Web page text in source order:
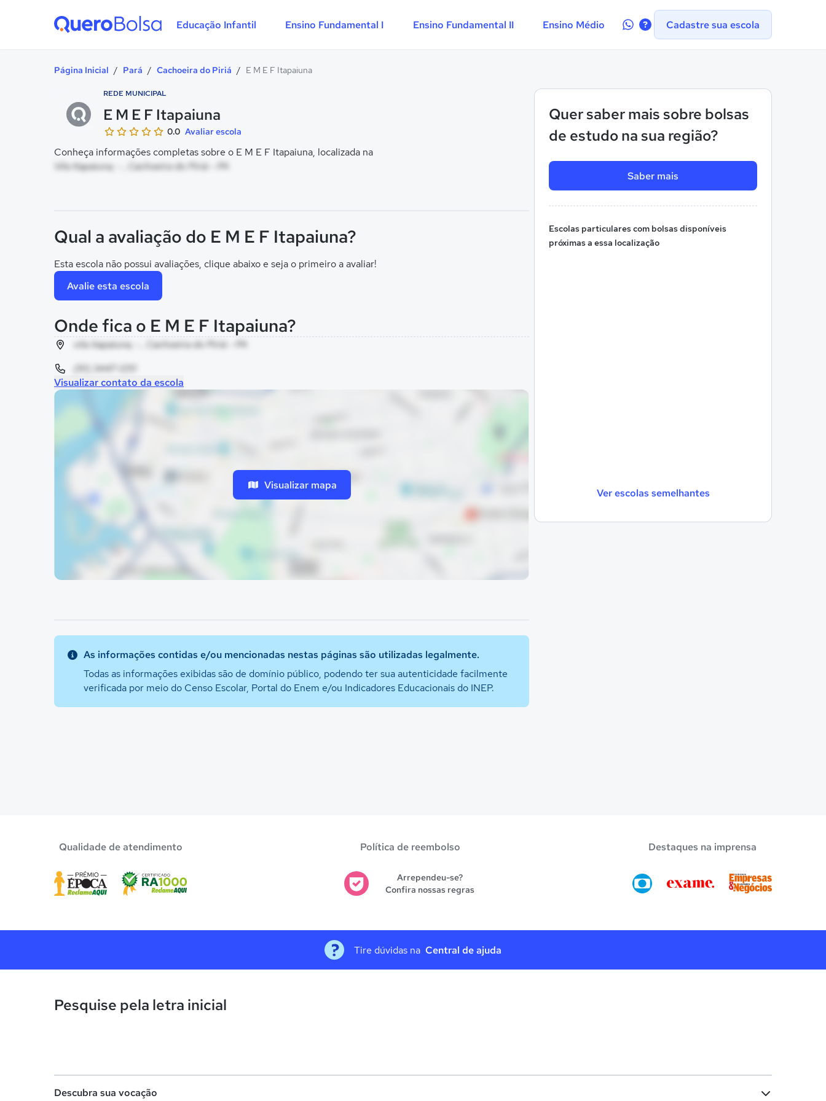
Educação Infantil Ensino Fundamental I Ensino Fundamental II Ensino Médio
Contate-Cadastre sua escola
Página Inicial / Pará / Cachoeira do Piriá / E M E F Itapaiuna
REDE MUNICIPAL
E M E F Itapaiuna
0.0 Avaliar escola
Conheça informações completas sobre o E M E F Itapaiuna, localizada na
Vila Itapaiuna, - , Cachoeira do Piriá - PA
Quer saber mais sobre bolsas
de estudo na sua região?
Saber mais
Escolas particulares com bolsas disponíveis
próximas a essa localização
Ver escolas semelhantes
Qual a avaliação do E M E F Itapaiuna?
Esta escola não possui avaliações, clique abaixo e seja o primeiro a avaliar!
Avalie esta escola
Onde fica o E M E F Itapaiuna?
vila itapaiuna, - , Cachoeira do Piriá - PA
(91) 3447-1251
Visualizar contato da escola
Visualizar mapa
As informações contidas e/ou mencionadas nestas páginas são utilizadas legalmente.
Todas as informações exibidas são de domínio público, podendo ter sua autenticidade facilmente
verificada por meio do Censo Escolar, Portal do Enem e/ou Indicadores Educacionais do INEP.
Qualidade de atendimento Política de reembolso
Arrependeu-se?
Confira nossas regras
Destaques na imprensa
Tire dúvidas na Central de ajuda
Pesquise pela letra inicial
Descubra sua vocação